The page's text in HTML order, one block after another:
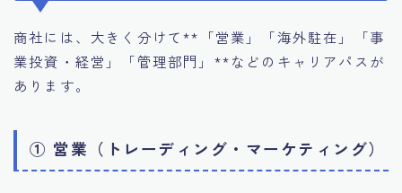
商社には、大きく分けて**「営業」「海外駐在」「事
業投資・経営」「管理部門」**などのキャリアパスが
あります。
① 営業（トレーディング・マーケティング）